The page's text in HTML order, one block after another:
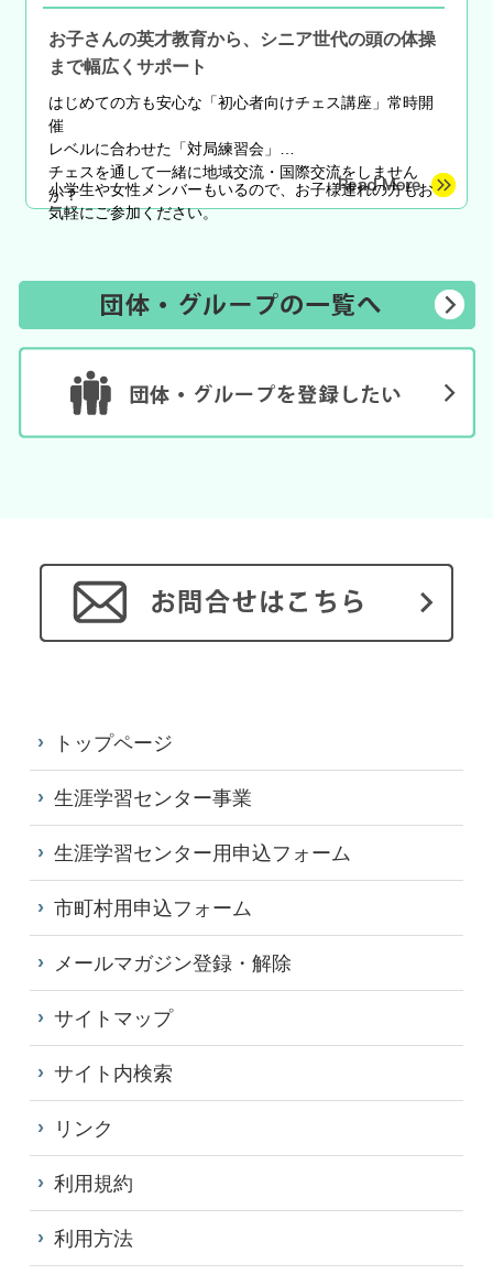
お子さんの英才教育から、シニア世代の頭の体操
まで幅広くサポート
はじめての方も安心な 「初心者向けチェス講座」常時開
催
レベルに合わせた「対局練習会」
チェスを通して一緒に地域交流・国際交流をしません
か？
小学生や女性メンバーもいるので、お子様連れの方もお
気軽にご参加ください。
トップページ
生涯学習センター事業
生涯学習センター用申込フォーム
市町村用申込フォーム
メールマガジン登録・解除
サイトマップ
サイト内検索
リンク
利用規約
利用方法